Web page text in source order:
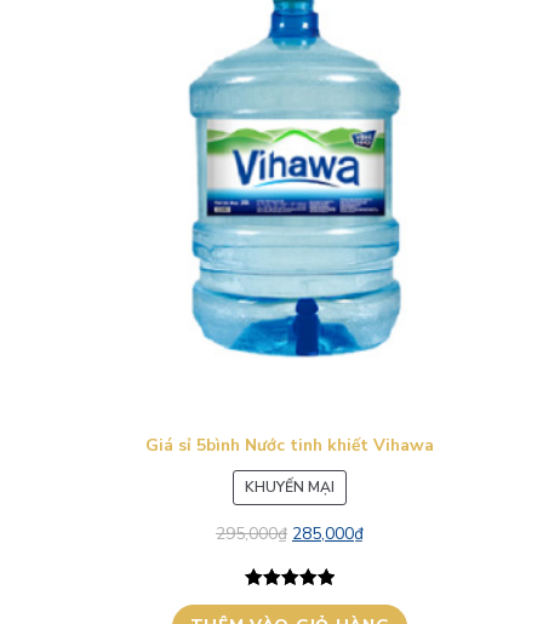
Giá sỉ 5bình Nước tinh khiết Vihawa
KHUYẾN MẠI
PHẨM
ĐANG
295,000₫ 285,000₫
5.00trên 5
1